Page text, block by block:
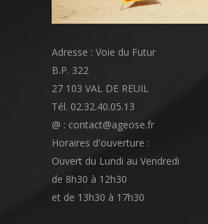
Adresse : Voie du Futur
B.P. 322
27 103 VAL DE REUIL
Tél. 02.32.40.05.13
@ : contact@ageose.fr
Horaires d'ouverture :
Ouvert du Lundi au Vendredi
de 8h30 à 12h30
et de 13h30 à 17h30